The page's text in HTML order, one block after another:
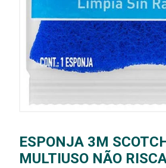
ESPONJA 3M
MULTIUSO NÃO